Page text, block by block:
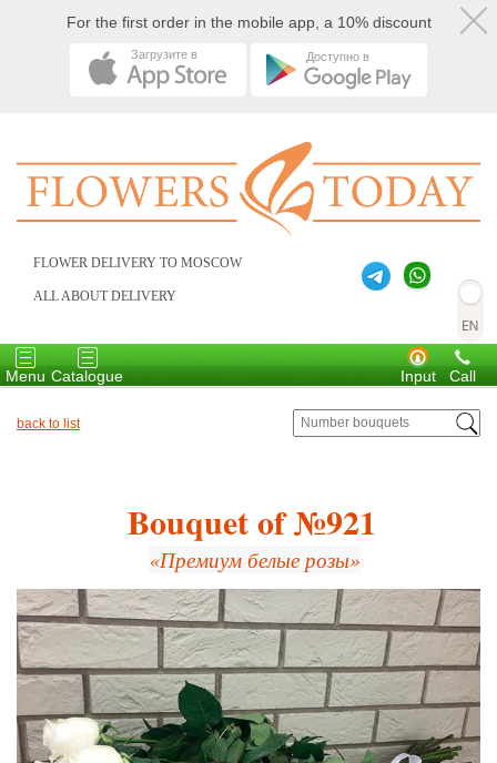
For the first order in the mobile app, a 10% discount
Загрузите в Доступно в
FLOWER DELIVERY TO MOSCOW
ALL ABOUT DELIVERY
Toggle
navigation
Menu
Toggle
navigation
Catalogue Call
Input
back to list
Bouquet of №921
«Премиум белые розы»